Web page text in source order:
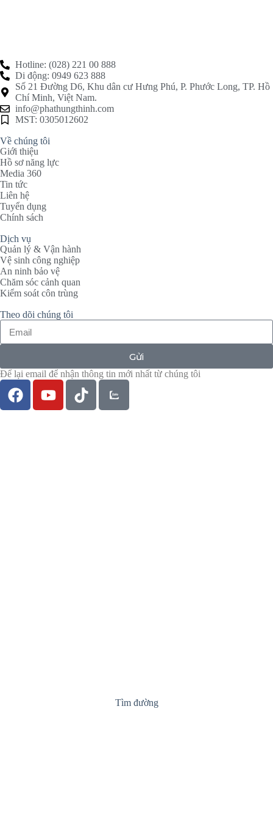
Hotline: (028) 221 00 888
Di động: 0949 623 888
Số 21 Đường D6, Khu dân cư Hưng Phú, P. Phước Long, TP. Hồ
Chí Minh, Việt Nam.
info@phathungthinh.com
MST: 0305012602
Về chúng tôi
Giới thiệu
Hồ sơ năng lực
Media 360
Tin tức
Liên hệ
Tuyển dụng
Chính sách
Dịch vụ
Quản lý & Vận hành
Vệ sinh công nghiệp
An ninh bảo vệ
Chăm sóc cảnh quan
Kiểm soát côn trùng
Theo dõi chúng tôi
Gửi
Để lại email để nhận thông tin mới nhất từ chúng tôi
Tìm đường